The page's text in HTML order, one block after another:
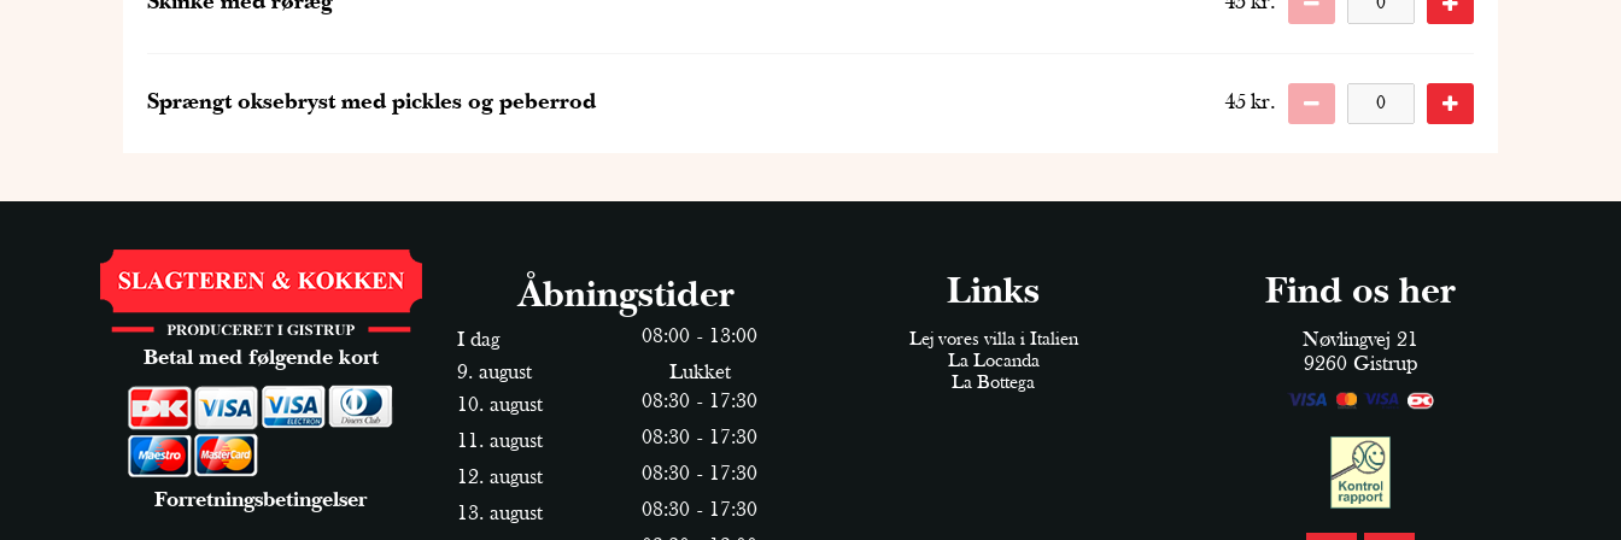
Sprængt oksebryst med pickles og peberrod 45 kr.
Betal med følgende kort
Forretningsbetingelser
Åbningstider
I dag 08:00 - 13:00
9. august
Lukket
10. august
08:30 - 17:30
11. august
08:30 - 17:30
12. august
08:30 - 17:30
13. august
08:30 - 17:30
Links
Lej vores villa i Italien
La Locanda
La Bottega
Find os her
Nøvlingvej 21
9260 Gistrup